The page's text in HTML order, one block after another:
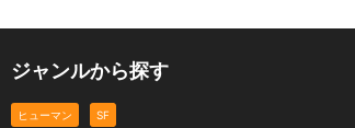
ジャンルから探す
ヒューマン SF